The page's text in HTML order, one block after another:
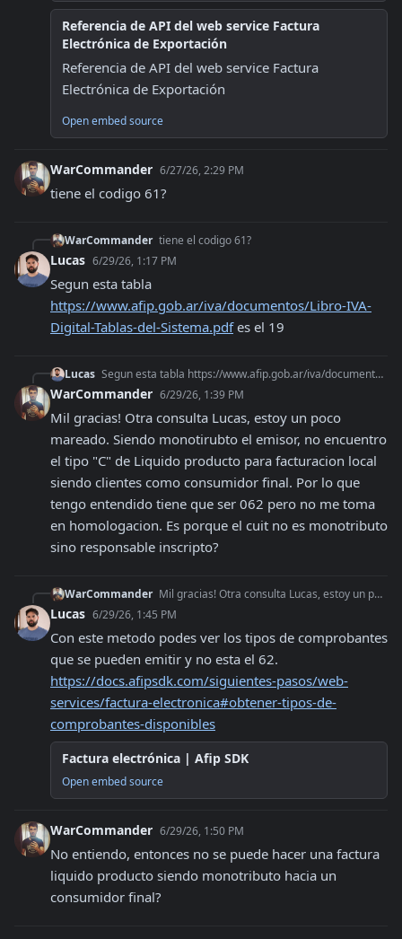
Referencia de API del web service Factura
Electrónica de Exportación
Referencia de API del web service Factura
Electrónica de Exportación
Open embed source
WarCommander 6/27/26, 2:29 PM
tiene el codigo 61?
WarCommander tiene el codigo 61?
Lucas 6/29/26, 1:17 PM
https://www.afip.gob.ar/iva/documentos/Libro-IVA-
Digital-Tablas-del-Sistema.pdf es el 19
Lucas Segun esta tabla https://www.afip.gob.ar/iva/documentos/Libro-IVA-Digital-Tablas-del-Sistema.pdf es el 19
WarCommander 6/29/26, 1:39 PM
Mil gracias! Otra consulta Lucas, estoy un poco
mareado. Siendo monotirubto el emisor, no encuentro
el tipo "C" de Liquido producto para facturacion local
siendo clientes como consumidor final. Por lo que
tengo entendido tiene que ser 062 pero no me toma
en homologacion. Es porque el cuit no es monotributo
sino responsable inscripto?
WarCommander Mil gracias! Otra consulta Lucas, estoy un poco mareado. Siendo monotirubto el emisor, no encuentro el tipo "C" de Liquido producto para facturacion local siend
Lucas 6/29/26, 1:45 PM
Con este metodo podes ver los tipos de comprobantes
https://docs.afipsdk.com/siguientes-pasos/web-
services/factura-electronica#obtener-tipos-de-
comprobantes-disponibles
Factura electrónica | Afip SDK
Open embed source
WarCommander 6/29/26, 1:50 PM
No entiendo, entonces no se puede hacer una factura
liquido producto siendo monotributo hacia un
consumidor final?